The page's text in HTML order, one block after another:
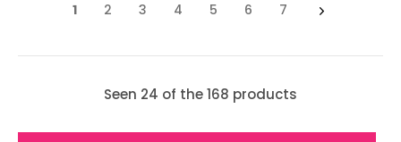
1 2 3 4 5 6 7
Seen 24 of the 168 products